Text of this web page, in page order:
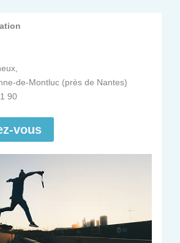
de-Montluc (près de Nantes)
90
vous